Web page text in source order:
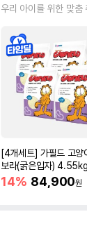
우리 아이를 위한 맞춤
[4개세트] 가필드 고양
보라(굵은입자)
바모래
14% 84,900원